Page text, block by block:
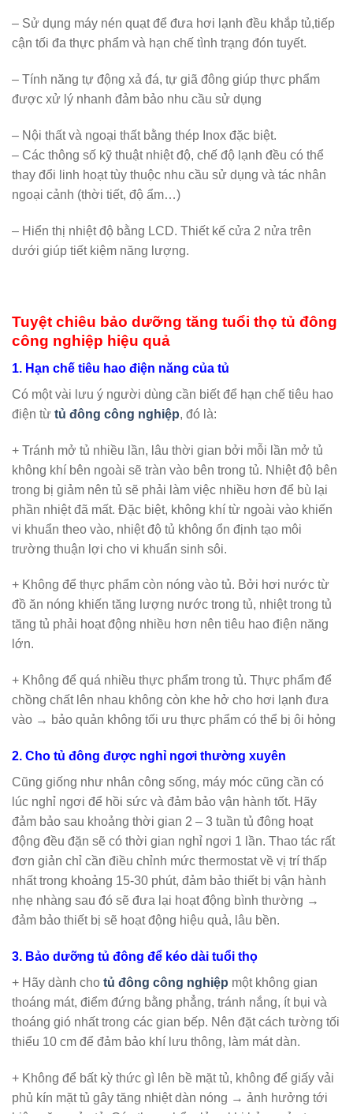
– Sử dụng máy nén quạt để đưa hơi lạnh đều khắp tủ,tiếp
cận tối đa thực phẩm và hạn chế tình trạng đón tuyết.
– Tính năng tự động xả đá, tự giã đông giúp thực phẩm
được xử lý nhanh đảm bảo nhu cầu sử dụng
– Nội thất và ngoại thất bằng thép Inox đặc biệt.
– Các thông số kỹ thuật nhiệt độ, chế độ lạnh đều có thể
thay đổi linh hoạt tùy thuộc nhu cầu sử dụng và tác nhân
ngoại cảnh (thời tiết, độ ẩm…)
– Hiển thị nhiệt độ bằng LCD. Thiết kế cửa 2 nửa trên
dưới giúp tiết kiệm năng lượng.
Tuyệt chiêu bảo dưỡng tăng tuổi thọ tủ đông
công nghiệp hiệu quả
1. Hạn chế tiêu hao điện năng của tủ
Có một vài lưu ý người dùng cần biết để hạn chế tiêu hao
điện từ tủ đông công nghiệp, đó là:
+ Tránh mở tủ nhiều lần, lâu thời gian bởi mỗi lần mở tủ
không khí bên ngoài sẽ tràn vào bên trong tủ. Nhiệt độ bên
trong bị giảm nên tủ sẽ phải làm việc nhiều hơn để bù lại
phần nhiệt đã mất. Đặc biệt, không khí từ ngoài vào khiến
vi khuẩn theo vào, nhiệt độ tủ không ổn định tạo môi
trường thuận lợi cho vi khuẩn sinh sôi.
+ Không để thực phẩm còn nóng vào tủ. Bởi hơi nước từ
đồ ăn nóng khiến tăng lượng nước trong tủ, nhiệt trong tủ
tăng tủ phải hoạt động nhiều hơn nên tiêu hao điện năng
lớn.
+ Không để quá nhiều thực phẩm trong tủ. Thực phẩm để
chồng chất lên nhau không còn khe hở cho hơi lạnh đưa
vào → bảo quản không tối ưu thực phẩm có thể bị ôi hỏng
2. Cho tủ đông được nghỉ ngơi thường xuyên
Cũng giống như nhân công sống, máy móc cũng cần có
lúc nghỉ ngơi để hồi sức và đảm bảo vận hành tốt. Hãy
đảm bảo sau khoảng thời gian 2 – 3 tuần tủ đông hoạt
động đều đặn sẽ có thời gian nghỉ ngơi 1 lần. Thao tác rất
đơn giản chỉ cần điều chỉnh mức thermostat về vị trí thấp
nhất trong khoảng 15-30 phút, đảm bảo thiết bị vận hành
nhẹ nhàng sau đó sẽ đưa lại hoạt động bình thường →
đảm bảo thiết bị sẽ hoạt động hiệu quả, lâu bền.
3. Bảo dưỡng tủ đông để kéo dài tuổi thọ
+ Hãy dành cho tủ đông công nghiệp một không gian
thoáng mát, điểm đứng bằng phẳng, tránh nắng, ít bụi và
thoáng gió nhất trong các gian bếp. Nên đặt cách tường tối
thiểu 10 cm để đảm bảo khí lưu thông, làm mát dàn.
+ Không để bất kỳ thức gì lên bề mặt tủ, không để giấy vải
phủ kín mặt tủ gây tăng nhiệt dàn nóng → ảnh hưởng tới